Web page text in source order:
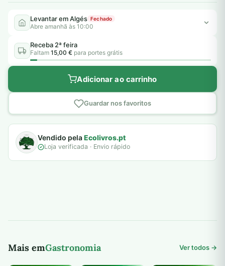
Levantar em Algés Fechado
Abre amanhã às 10:00
Receba 2ª feira
Faltam 15,00 € para portes grátis
Adicionar ao carrinho
Guardar nos favoritos
Vendido pelaEcolivros.pt
Loja verificada · Envio rápido
Mais emGastronomia Ver todos →